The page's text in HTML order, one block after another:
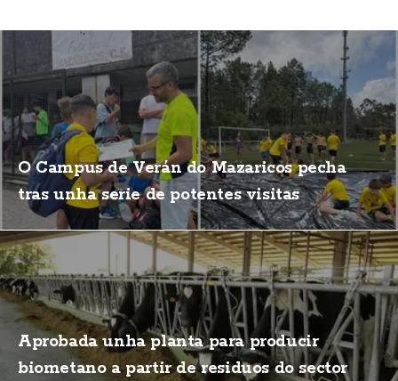
O Campus de Verán do Mazaricos pecha
tras unha serie de potentes visitas
Aprobada unha planta para producir
biometano a partir de residuos do sector